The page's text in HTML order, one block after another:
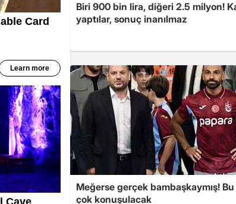
Biri 900 bin lira, diğeri 2.5 milyon!
yaptılar, sonuç inanılmaz
Meğerse gerçek bambaşkaymış!
çok konuşulacak